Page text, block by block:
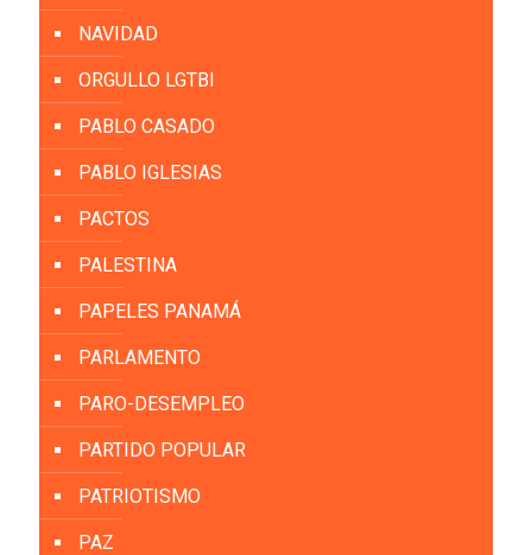
NAVIDAD
ORGULLO LGTBI
PABLO CASADO
PABLO IGLESIAS
PACTOS
PALESTINA
PAPELES PANAMÁ
PARLAMENTO
PARO-DESEMPLEO
PARTIDO POPULAR
PATRIOTISMO
PAZ